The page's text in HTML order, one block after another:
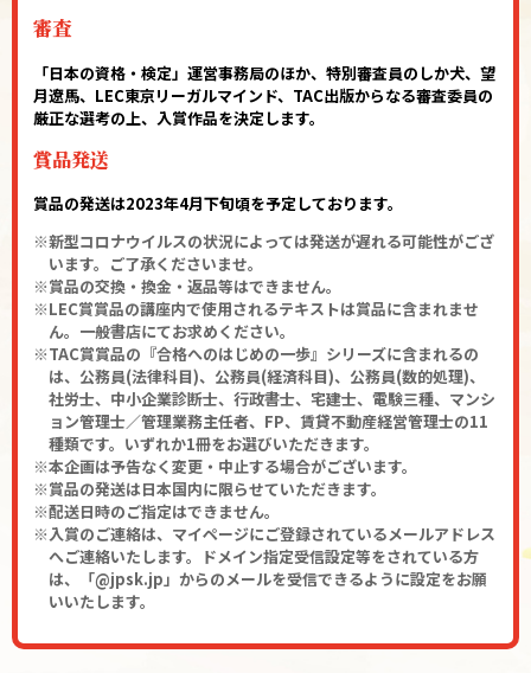
審査
「日本の資格・検定」運営事務局のほか、特別審査員のしか犬、望
月遼馬、LEC東京リーガルマインド、TAC出版からなる審査委員の
厳正な選考の上、入賞作品を決定します。
賞品発送
賞品の発送は2023年4月下旬頃を予定しております。
新型コロナウイルスの状況によっては発送が遅れる可能性がござ
います。ご了承くださいませ。
賞品の交換・換金・返品等はできません。
LEC賞賞品の講座内で使用されるテキストは賞品に含まれませ
ん。一般書店にてお求めください。
TAC賞賞品の『合格へのはじめの一歩』シリーズに含まれるの
は、公務員(法律科目)、公務員(経済科目)、公務員(数的処理)、
社労士、中小企業診断士、行政書士、宅建士、電験三種、マンシ
ョン管理士／管理業務主任者、FP、賃貸不動産経営管理士の11
種類です。いずれか1冊をお選びいただきます。
本企画は予告なく変更・中止する場合がございます。
賞品の発送は日本国内に限らせていただきます。
配送日時のご指定はできません。
入賞のご連絡は、マイページにご登録されているメールアドレス
へご連絡いたします。ドメイン指定受信設定等をされている方
は、「@jpsk.jp」からのメールを受信できるように設定をお願
いいたします。